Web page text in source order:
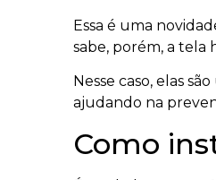
Como
É verdade que a
serem muito
No entanto,
A Cercas Cattoni